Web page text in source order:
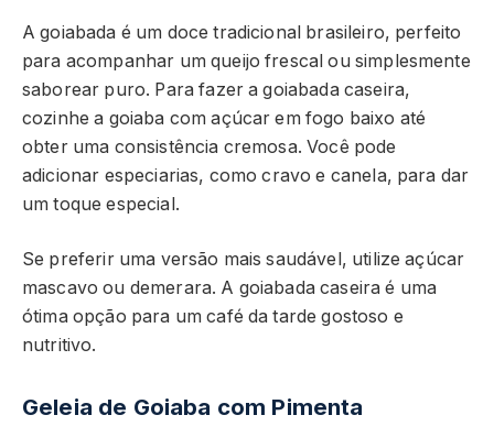
A goiabada é um doce tradicional brasileiro, perfeito
para acompanhar um queijo frescal ou simplesmente
saborear puro. Para fazer a goiabada caseira,
cozinhe a goiaba com açúcar em fogo baixo até
obter uma consistência cremosa. Você pode
adicionar especiarias, como cravo e canela, para dar
um toque especial.
Se preferir uma versão mais saudável, utilize açúcar
mascavo ou demerara. A goiabada caseira é uma
ótima opção para um café da tarde gostoso e
nutritivo.
Geleia de Goiaba com Pimenta